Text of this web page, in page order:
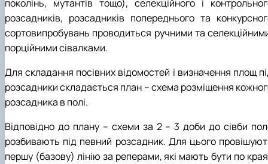
поколінь, мутантів тощо), селекційного і
розсадників, розсадників попереднього та
сортовипробувань проводиться ручними та
порційними сівалками.
Для складання посівних відомостей і визначення площ
розсадники складається план – схема розміщення
розсадника в полі.
Відповідно до плану – схеми за 2 – 3 доби до сівби
розбивають під певний розсадник. Для цього
першу (базову) лінію за реперами, які мають бути по